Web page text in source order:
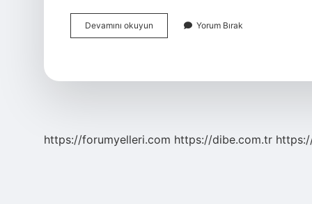
Devamını okuyun Sözcükte
Çok
Yorum Bırak
https://forumyelleri.com https://dibe.com.tr